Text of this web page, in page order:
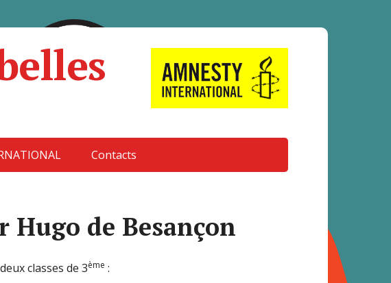
Contacts
Hugo de Besançon
classes de 3ème :